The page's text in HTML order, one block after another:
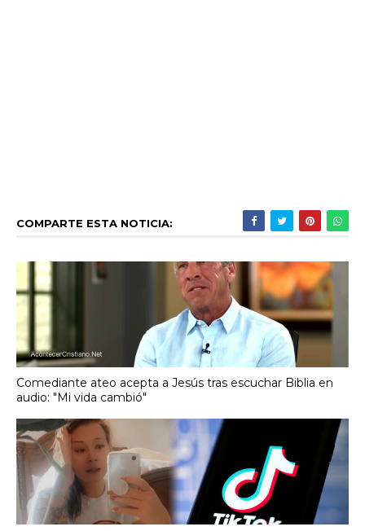
COMPARTE ESTA NOTICIA:
Comediante ateo acepta a Jesús tras escuchar Biblia en
audio: "Mi vida cambió"